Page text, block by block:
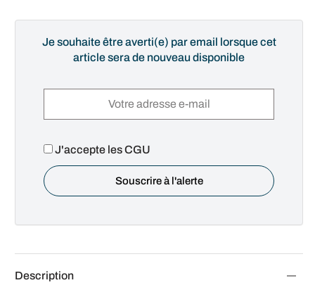
Je souhaite être averti(e) par email lorsque cet
article sera de nouveau disponible
J'accepte les CGU
Description